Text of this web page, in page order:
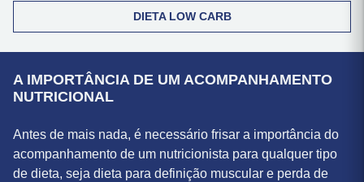
DIETA LOW CARB
NUTRICIONAL
Antes de mais nada, é necessário frisar a importância do